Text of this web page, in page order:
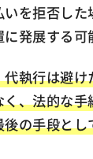
いを拒否し
に発展する
執行は避
、法的な
の手段と